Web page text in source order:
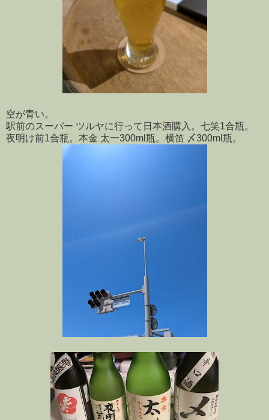
空が青い。
駅前のスーパー ツルヤに行って日本酒購入。七笑1合瓶。
夜明け前1合瓶。本金 太一300ml瓶。横笛 〆300ml瓶。